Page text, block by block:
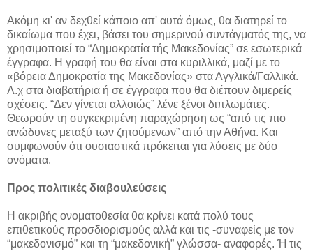
Ακόμη κι' αν δεχθεί κάποιο απ' αυτά όμως, θα διατηρεί το
δικαίωμα που έχει, βάσει του σημερινού συντάγματός της, να
χρησιμοποιεί το “Δημοκρατία τής Μακεδονίας” σε εσωτερικά
έγγραφα. Η γραφή του θα είναι στα κυριλλικά, μαζί με το
«βόρεια Δημοκρατία της Μακεδονίας» στα Αγγλικά/Γαλλικά.
Λ.χ στα διαβατήρια ή σε έγγραφα που θα διέπουν διμερείς
σχέσεις. “Δεν γίνεται αλλοιώς” λένε ξένοι διπλωμάτες.
Θεωρούν τη συγκεκριμένη παραχώρηση ως “από τις πιο
ανώδυνες μεταξύ των ζητούμενων” από την Αθήνα. Και
συμφωνούν ότι ουσιαστικά πρόκειται για λύσεις με δύο
ονόματα.
Προς πολιτικές διαβουλεύσεις
Η ακριβής ονοματοθεσία θα κρίνει κατά πολύ τους
επιθετικούς προσδιορισμούς αλλά και τις -συναφείς με τον
“μακεδονισμό” και τη “μακεδονική” γλώσσα- αναφορές. Ή τις